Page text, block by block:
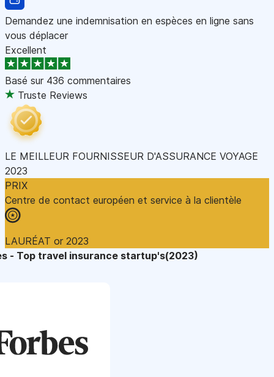
Demandez une indemnisation en espèces en ligne sans
vous déplacer
Excellent
Basé sur 436 commentaires
Truste Reviews
LE MEILLEUR FOURNISSEUR D'ASSURANCE VOYAGE
2023
PRIX
Centre de contact européen et service à la clientèle
LAURÉAT or 2023
- Top travel insurance startup's(2023)